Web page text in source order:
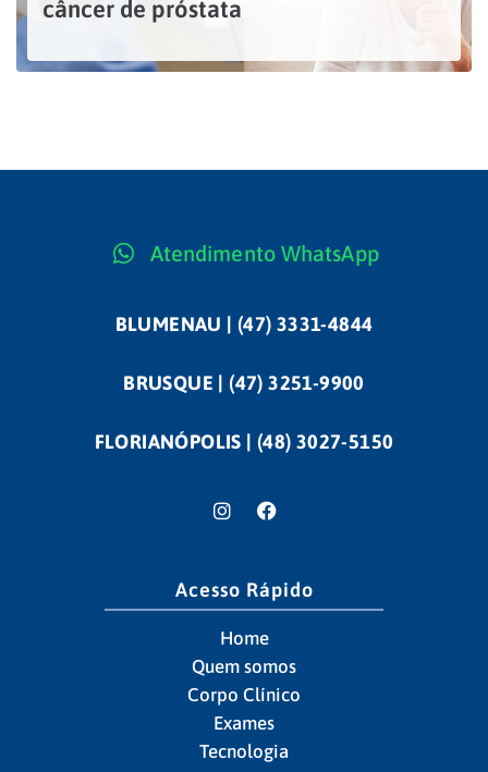
câncer de próstata
Atendimento WhatsApp
BLUMENAU | (47) 3331-4844
BRUSQUE | (47) 3251-9900
FLORIANÓPOLIS | (48) 3027-5150
Acesso Rápido
Home
Quem somos
Corpo Clínico
Exames
Tecnologia